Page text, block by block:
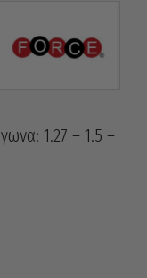
1.27 – 1.5 –